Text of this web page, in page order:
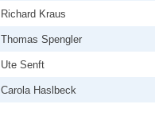
Richard Kraus
Thomas Spengler
Ute Senft
Carola Haslbeck